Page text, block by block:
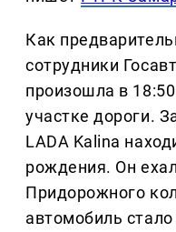
Как
сотрудники
произошла в
участке дороги.
LADA Kalina
рождения. Он
Придорожного
автомобиль